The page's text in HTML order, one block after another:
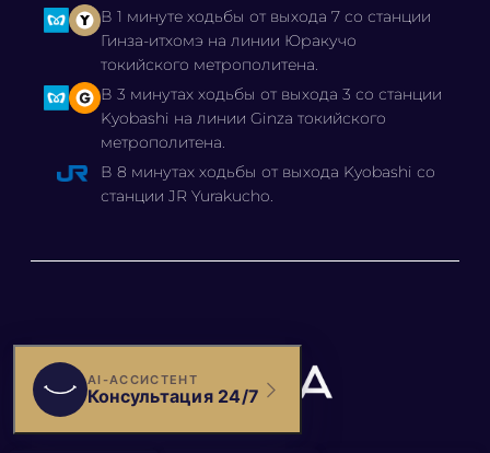
В 1 минуте ходьбы от выхода 7 со станции
Гинза-итхомэ на линии Юракучо
токийского метрополитена.
В 3 минутах ходьбы от выхода 3 со станции
Kyobashi на линии Ginza токийского
метрополитена.
В 8 минутах ходьбы от выхода Kyobashi со
станции JR Yurakucho.